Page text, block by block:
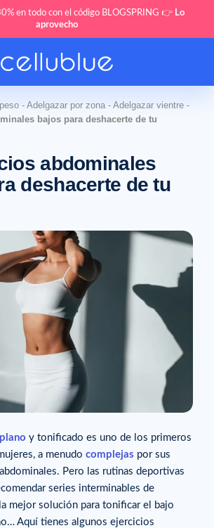
en todo con el código BLOGSPRING 👉 Lo
aprovecho
- Adelgazar por zona - Adelgazar vientre -
bajos para deshacerte de tu
abdominales
deshacerte de tu
y tonificado es uno de los primeros
a menudo complejas por sus
Pero las rutinas deportivas
series interminables de
mejor solución para tonificar el bajo
Aquí tienes algunos ejercicios